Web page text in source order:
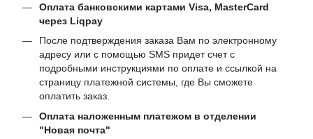
Оплата банковскими картами Visa, MasterCard
через Liqpay
После подтверждения заказа Вам по электронному
адресу или с помощью SMS придет счет с
подробными инструкциями по оплате и ссылкой на
страницу платежной системы, где Вы сможете
оплатить заказ.
Оплата наложенным платежом в отделении
"Новая почта"